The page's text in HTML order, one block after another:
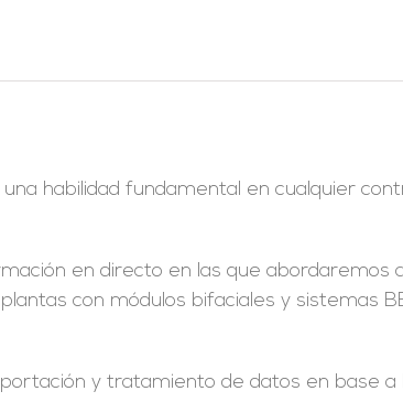
habilidad fundamental en cualquier
en directo en las que abordaremos
con módulos bifaciales y sistemas
y tratamiento de datos en base a